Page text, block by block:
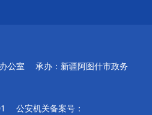
公室
承办：新疆阿图什市政务
公安机关备案号：